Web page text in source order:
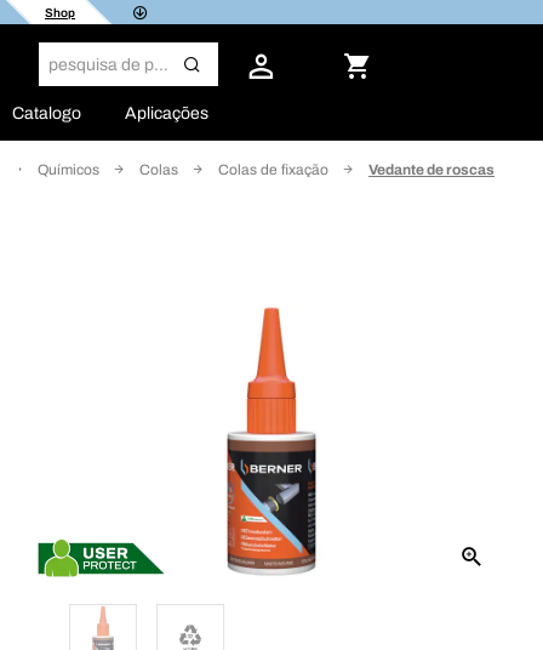
Shop
Catalogo Aplicações
Químicos Colas Colas de fixação Vedante de roscas